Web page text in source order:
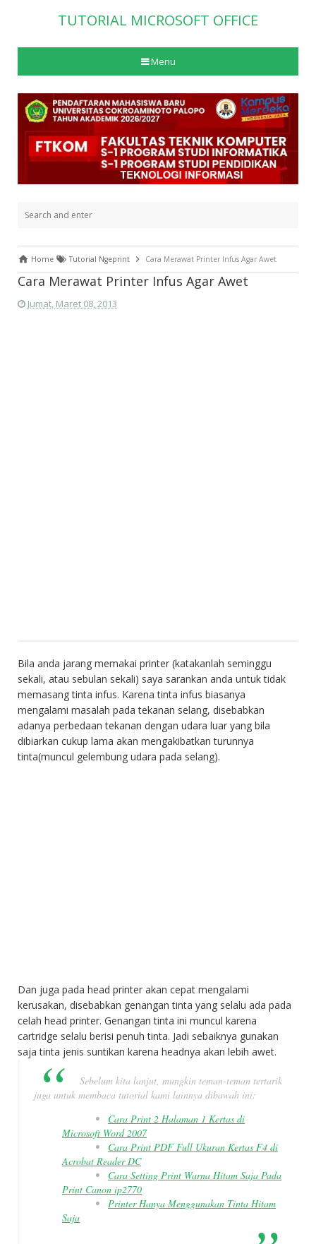
TUTORIAL MICROSOFT OFFICE
Menu
Home Tutorial Ngeprint Cara Merawat Printer Infus Agar Awet
Cara Merawat Printer Infus Agar Awet
Jumat, Maret 08, 2013
Bila anda jarang memakai printer (katakanlah seminggu
sekali, atau sebulan sekali) saya sarankan anda untuk tidak
memasang tinta infus. Karena tinta infus biasanya
mengalami masalah pada tekanan selang, disebabkan
adanya perbedaan tekanan dengan udara luar yang bila
dibiarkan cukup lama akan mengakibatkan turunnya
tinta(muncul gelembung udara pada selang).
Dan juga pada head printer akan cepat mengalami
kerusakan, disebabkan genangan tinta yang selalu ada pada
celah head printer. Genangan tinta ini muncul karena
cartridge selalu berisi penuh tinta. Jadi sebaiknya gunakan
saja tinta jenis suntikan karena headnya akan lebih awet.
Sebelum kita lanjut, mungkin teman-teman tertarik
juga untuk membaca tutorial kami lainnya dibawah ini:
Cara Print 2 Halaman 1 Kertas di
Microsoft Word 2007
Cara Print PDF Full Ukuran Kertas F4 di
Acrobat Reader DC
Cara Setting Print Warna Hitam Saja Pada
Print Canon ip2770
Printer Hanya Menggunakan Tinta Hitam
Saja